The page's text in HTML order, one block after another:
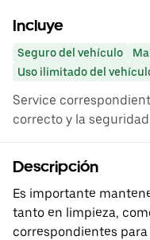
Incluye
Seguro del vehículo
Uso ilimitado del
Service
correcto y la
Descripción
Es importante
tanto en limpieza,
correspondientes